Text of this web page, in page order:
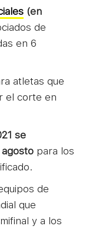
(en
de
en 6
atletas que
el corte en
se
para los
de
que
y a los